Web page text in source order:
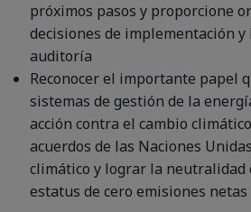
próximos pasos y proporcione
decisiones de implementación
auditoría
Reconocer el importante papel
sistemas de gestión de la
acción contra el cambio
acuerdos de las Naciones
climático y lograr la neutralidad
estatus de cero emisiones netas